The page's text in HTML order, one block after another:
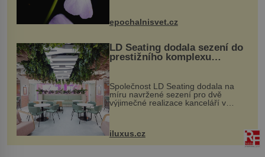
vstupenka...
epochalnisvet.cz
LD Seating dodala sezení do
prestižního komplexu
MediaCityUK v Salfordu
Společnost LD Seating dodala na
míru navržené sezení pro dvě
výjimečné realizace kanceláří v
areálu MediaCityUK v anglickém
budov Media...
iluxus.cz